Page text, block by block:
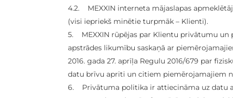
4.2. MEXXIN interneta mājaslapas
(visi iepriekš minētie turpmāk – Klienti).
5. MEXXIN rūpējas par Klientu privātumu un
apstrādes likumību saskaņā ar
2016. gada 27. aprīļa Regulu 2016/679 par
datu brīvu apriti un citiem piemērojamajiem
6. Privātuma politika ir attiecināma uz datu